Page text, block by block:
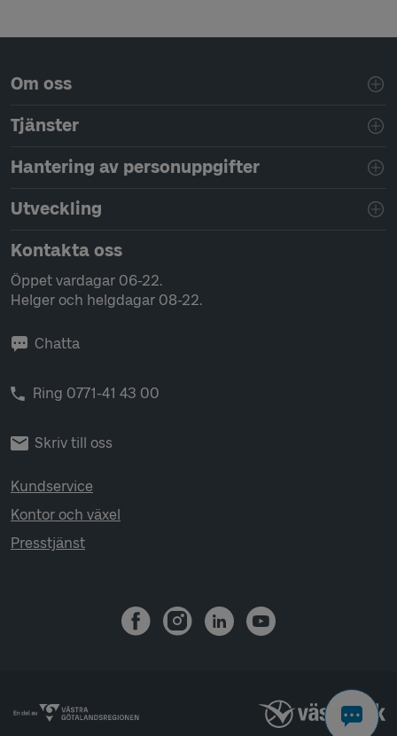
Sidfotsnavigering
Om oss
Tjänster
Hantering av personuppgifter
Utveckling
Kontakta oss
Öppet vardagar 06-22.
Helger och helgdagar 08-22.
Chatta
Ring 0771-41 43 00
Skriv till oss
Kundservice
Kontor och växel
Presstjänst